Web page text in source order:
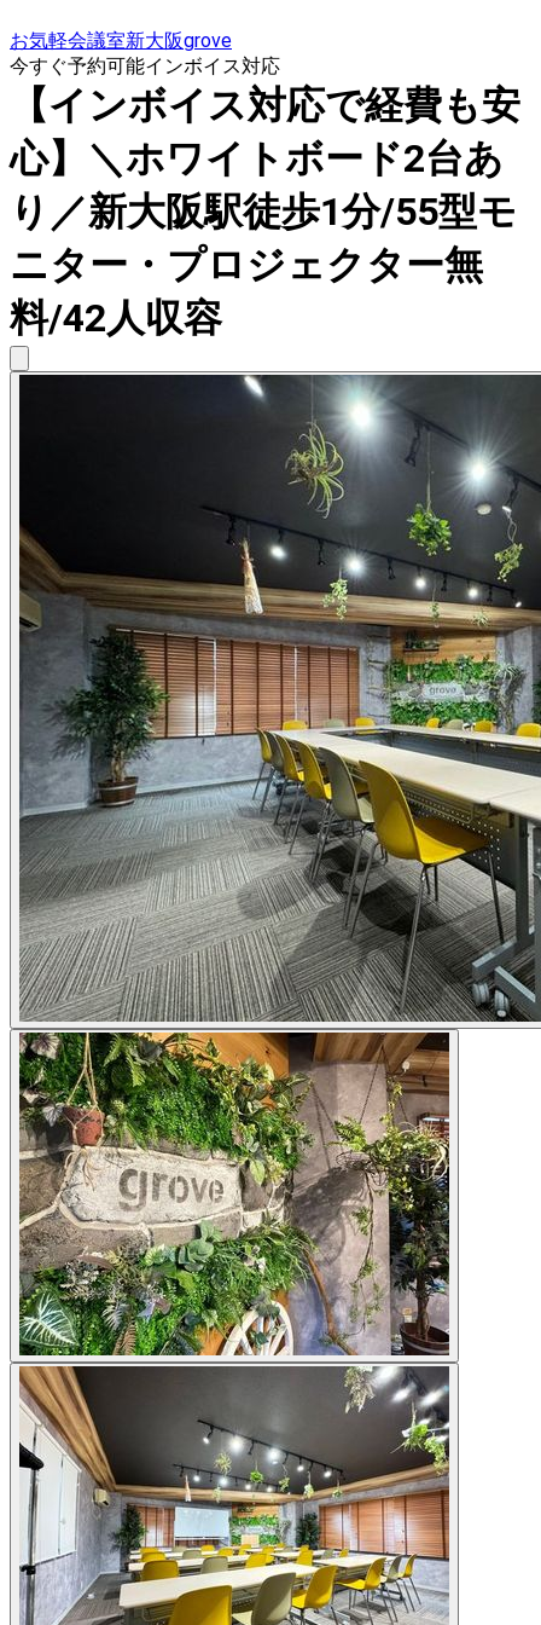
お気軽会議室新大阪grove
今すぐ予約可能インボイス対応
【インボイス対応で経費も安
心】＼ホワイトボード2台あ
り／新大阪駅徒歩1分/55型モ
ニター・プロジェクター無
料/42人収容